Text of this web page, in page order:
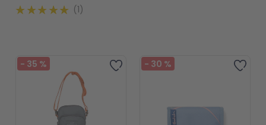
1
Zur Wunschliste hinzufügen
- 35 % Zur
- 30 %